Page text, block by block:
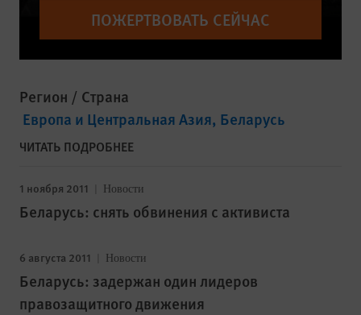
ПОЖЕРТВОВАТЬ СЕЙЧАС
Регион / Страна
Европа и Центральная Азия Беларусь
ЧИТАТЬ ПОДРОБНЕЕ
1 ноября 2011 Новости
Беларусь: снять обвинения с активиста
6 августа 2011 Новости
Беларусь: задержан один лидеров
правозащитного движения